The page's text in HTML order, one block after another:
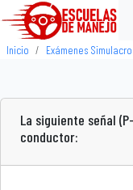
Inicio Exámenes Simulacro
La siguiente señal
conductor: